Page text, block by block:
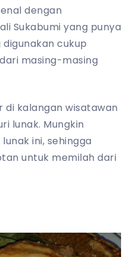
dengan
Sukabumi yang punya
cukup
masing-masing
di kalangan wisatawan
lunak. Mungkin
ini, sehingga
untuk memilah dari